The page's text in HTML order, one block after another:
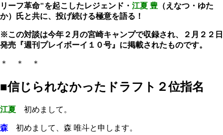
リーフ革命"を起こしたレジェンド・ 江夏 豊 （えなつ・ゆた
か）氏と共に、投げ続ける極意を語る！
※この対談は今年２月の宮崎キャンプで収録され、２月２２日
発売『週刊プレイボーイ１０号』に掲載されたものです。
＊ ＊ ＊
■信じられなかったドラフト２位指名
江夏 初めまして。
森 初めまして、森 唯斗と申します。